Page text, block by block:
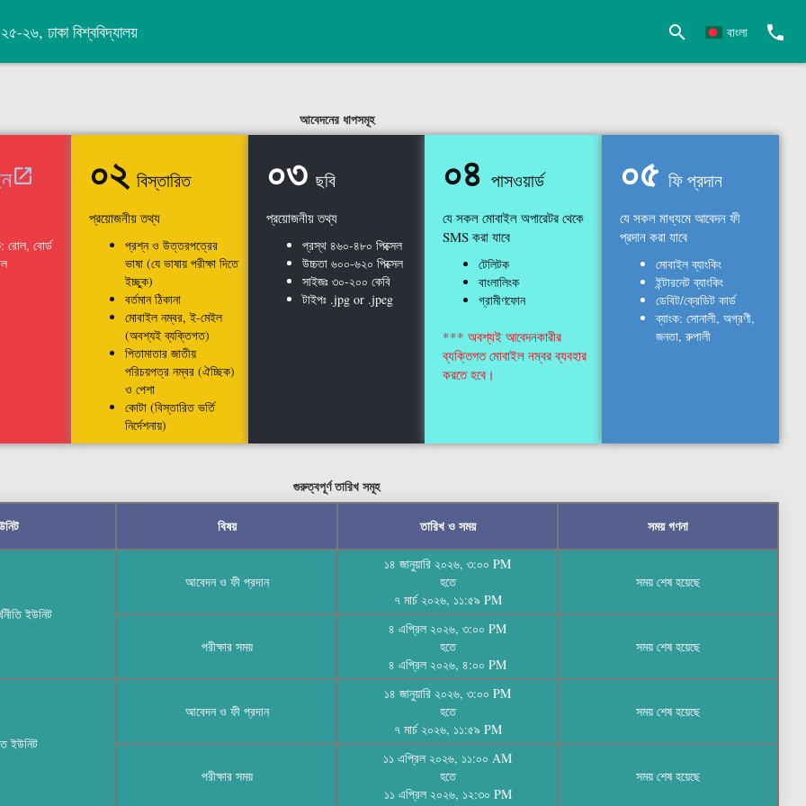
২৬, ঢাকা বিশ্ববিদ্যালয় search বাংলা phone
আবেদনের ধাপসমূহ
open_in_new
রোল, বোর্ড
০২ বিস্তারিত
প্রয়োজনীয় তথ্য
প্রশ্ন ও উত্তরপত্রের
ভাষা (যে ভাষায় পরীক্ষা দিতে
ইচ্ছুক)
বর্তমান ঠিকানা
মোবাইল নম্বর, ই-মেইল
(অবশ্যই ব্যক্তিগত)
পিতামাতার জাতীয়
পরিচয়পত্র নম্বর (ঐচ্ছিক)
ও পেশা
কোটা (বিস্তারিত ভর্তি
নির্দেশনায়)
০৩ ছবি
প্রয়োজনীয় তথ্য
প্রস্থ ৪৬০-৪৮০ পিক্সেল
উচ্চতা ৬০০-৬২০ পিক্সেল
সাইজঃ ৩০-২০০ কেবি
টাইপঃ .jpg or .jpeg
০৪ পাসওয়ার্ড
যে সকল মোবাইল অপারেটর থেকে
SMS করা যাবে
টেলিটক
বাংলালিংক
গ্রামীণফোন
*** অবশ্যই আবেদনকারীর
ব্যক্তিগত মোবাইল নম্বর ব্যবহার
করতে হবে।
০৫ ফি প্রদান
যে সকল মাধ্যমে আবেদন ফী
প্রদান করা যাবে
মোবাইল ব্যাংকিং
ইন্টারনেট ব্যাংকিং
ডেবিট/ক্রেডিট কার্ড
ব্যাংক: সোনালী, অগ্রণী,
জনতা, রুপালী
গুরুত্বপূর্ণ তারিখ সমূহ
বিষয় তারিখ ও সময় সময় গণনা
ইউনিট
আবেদন ও ফী প্রদান
১৪ জানুয়ারি ২০২৬, ৩:০০ PM
হতে
৭ মার্চ ২০২৬, ১১:৫৯ PM
সময় শেষ হয়েছে
পরীক্ষার সময়
৪ এপ্রিল ২০২৬, ৩:০০ PM
হতে
৪ এপ্রিল ২০২৬, ৪:০০ PM
সময় শেষ হয়েছে
ইউনিট
আবেদন ও ফী প্রদান
১৪ জানুয়ারি ২০২৬, ৩:০০ PM
হতে
৭ মার্চ ২০২৬, ১১:৫৯ PM
সময় শেষ হয়েছে
পরীক্ষার সময়
১১ এপ্রিল ২০২৬, ১১:০০ AM
হতে
১১ এপ্রিল ২০২৬, ১২:৩০ PM
সময় শেষ হয়েছে